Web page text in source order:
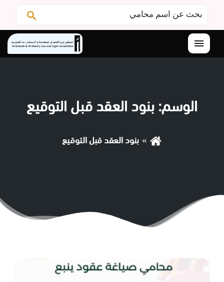
البحث
عن:
القائمة
الوسم: بنود العقد قبل التوقيع
بنود العقد قبل التوقيع